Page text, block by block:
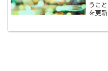
うこ
を更